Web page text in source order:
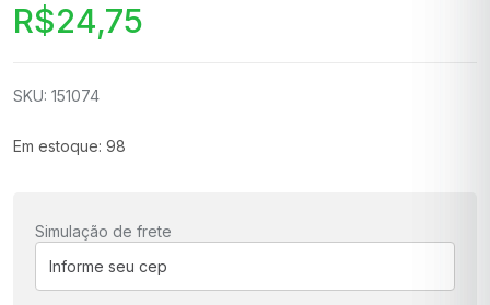
R$24,75
SKU: 151074
Em estoque: 98
Simulação de frete